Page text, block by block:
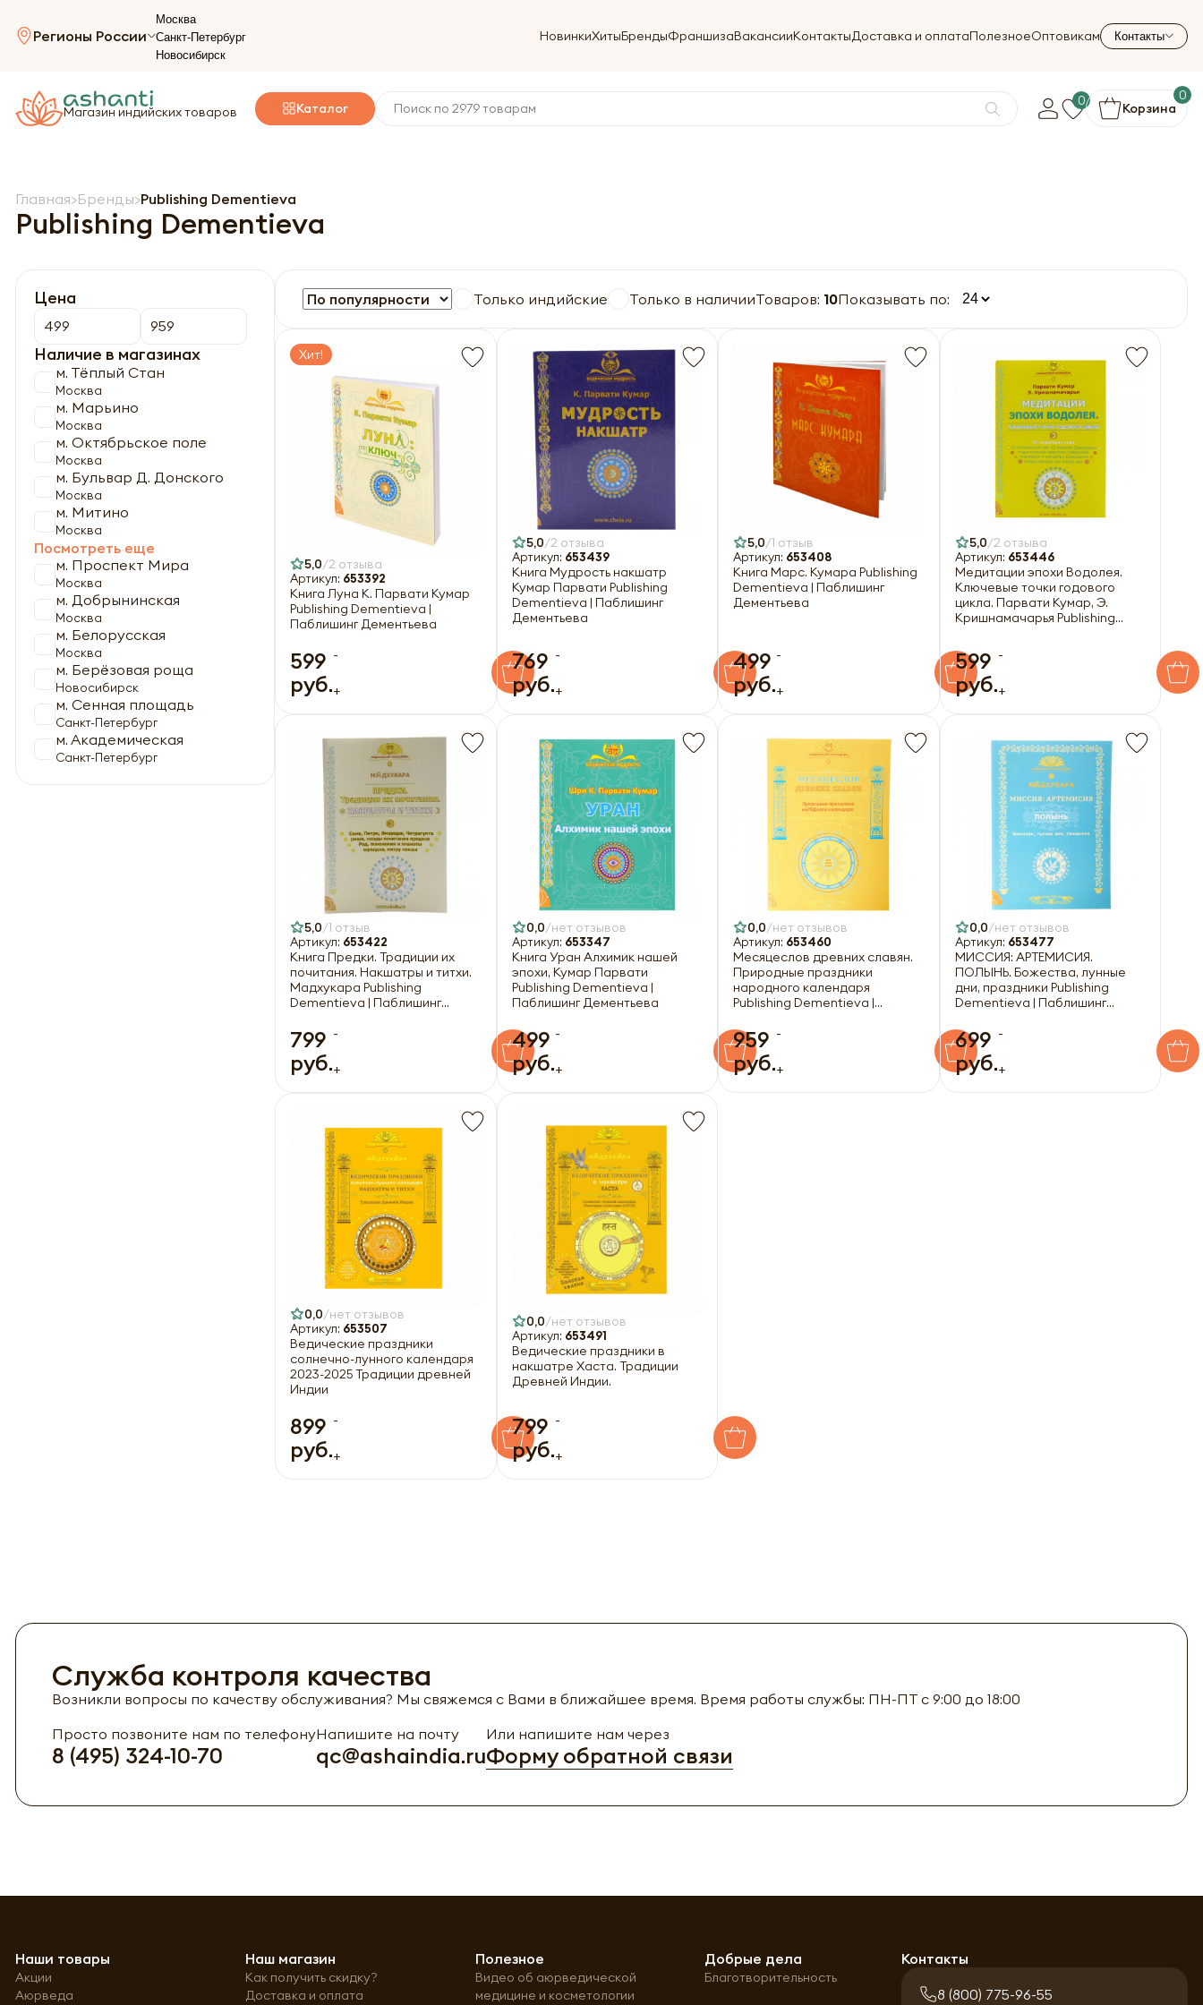
Регионы России
Москва
Санкт-Петербург
Новосибирск
НовинкиХитыБрендыФраншизаВакансииКонтактыДоставка и оплатаПолезноеОптовикам Контакты
Магазин индийских товаров Каталог 0 Корзина
0
Главная Бренды Publishing Dementieva
Publishing Dementieva
Цена
Наличие в магазинах
м. Тёплый Стан
Москва
м. Марьино
Москва
м. Октябрьское поле
Москва
м. Бульвар Д. Донского
Москва
м. Митино
Москва
Посмотреть еще
м. Проспект Мира
Москва
м. Добрынинская
Москва
м. Белорусская
Москва
м. Берёзовая роща
Новосибирск
м. Сенная площадь
Санкт-Петербург
м. Академическая
Санкт-Петербург
Только индийские Только в наличииТоваров: 10Показывать по:
Хит!
5,0 2 отзыва
Артикул: 653392
Книга Луна К. Парвати Кумар
Publishing Dementieva |
Паблишинг Дементьева
599
руб.
-
+
5,0 2 отзыва
Артикул: 653439
Книга Мудрость накшатр
Кумар Парвати Publishing
Dementieva | Паблишинг
Дементьева
769
руб.
-
+
5,0 1 отзыв
Артикул: 653408
Книга Марс. Кумара Publishing
Dementieva | Паблишинг
Дементьева
499
руб.
-
+
5,0 2 отзыва
Артикул: 653446
Медитации эпохи Водолея.
Ключевые точки годового
цикла. Парвати Кумар, Э.
Кришнамачарья Publishing
Дементьева
599
руб.
-
+
5,0 1 отзыв
Артикул: 653422
Книга Предки. Традиции их
почитания. Накшатры и титхи.
Мадхукара Publishing
Dementieva | Паблишинг
799
руб.
-
+
0,0 нет отзывов
Артикул: 653347
Книга Уран Алхимик нашей
эпохи, Кумар Парвати
Publishing Dementieva |
Паблишинг Дементьева
499
руб.
-
+
0,0 нет отзывов
Артикул: 653460
Месяцеслов древних славян.
Природные праздники
народного календаря
Publishing Dementieva |
959
руб.
-
+
0,0 нет отзывов
Артикул: 653477
МИССИЯ: АРТЕМИСИЯ.
ПОЛЫНЬ. Божества, лунные
дни, праздники Publishing
Dementieva | Паблишинг
699
руб.
-
+
0,0 нет отзывов
Артикул: 653507
Ведические праздники
солнечно-лунного календаря
2023-2025 Традиции древней
Индии
899
руб.
-
+
0,0 нет отзывов
Артикул: 653491
Ведические праздники в
накшатре Хаста. Традиции
Древней Индии.
799
руб.
-
+
Служба контроля качества
Возникли вопросы по качеству обслуживания? Мы свяжемся с Вами в ближайшее время. Время работы службы: ПН-ПТ с 9:00 до 18:00
Просто позвоните нам по телефону
8 (495) 324-10-70
Напишите на почту
qc@ashaindia.ru
Или напишите нам через
Форму обратной связи
Наши товары
Акции
Аюрведа
Наш магазин
Как получить скидку?
Доставка и оплата
Полезное
Видео об аюрведической
медицине и косметологии
Добрые дела
Благотворительность
Контакты
8 (800) 775-96-55